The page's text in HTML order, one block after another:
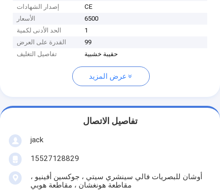
إصدار الشهادات
CE
الأسعار
6500
الحد الأدنى لكمية
1
القدرة على العرض
99
تفاصيل التغليف
حقيبة خشبية
عرض المزيد
تفاصيل الاتصال
jack
15527128829
أوشان للبصريات فالي سينشري سيتي ، جوكسين أفينيو ،
مقاطعة هونغشان ، مقاطعة هوبي